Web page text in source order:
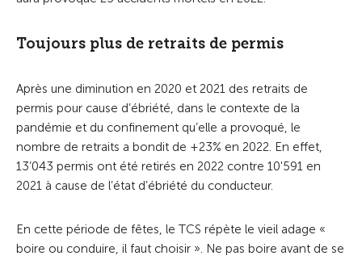
Toujours plus de retraits de permis
Après une diminution en 2020 et 2021 des retraits de
permis pour cause d’ébriété, dans le contexte de la
pandémie et du confinement qu’elle a provoqué, le
nombre de retraits a bondit de +23% en 2022. En effet,
13’043 permis ont été retirés en 2022 contre 10'591 en
2021 à cause de l’état d’ébriété du conducteur.
En cette période de fêtes, le TCS répète le vieil adage «
boire ou conduire, il faut choisir ». Ne pas boire avant de se